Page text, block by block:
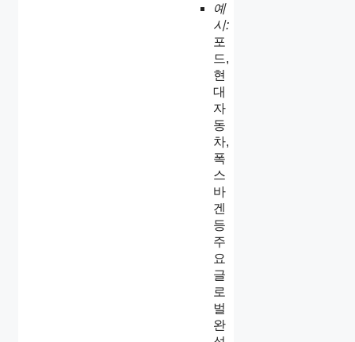
예
시:
포
드,
현
대
자
동
차,
폭
스
바
겐
등
주
요
글
로
벌
완